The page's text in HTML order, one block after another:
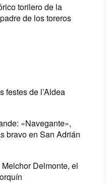
torilero de la
de los toreros
festes de l’Aldea
«Navegante»,
bravo en San Adrián
Delmonte, el